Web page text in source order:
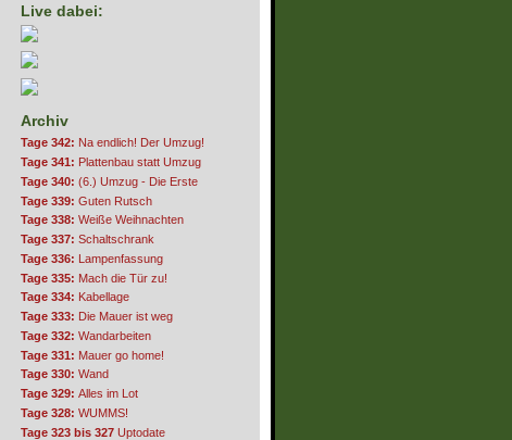
Live dabei:
Archiv
Tage 342: Na endlich! Der Umzug!
Tage 341: Plattenbau statt Umzug
Tage 340: (6.) Umzug - Die Erste
Tage 339: Guten Rutsch
Tage 338: Weiße Weihnachten
Tage 337: Schaltschrank
Tage 336: Lampenfassung
Tage 335: Mach die Tür zu!
Tage 334: Kabellage
Tage 333: Die Mauer ist weg
Tage 332: Wandarbeiten
Tage 331: Mauer go home!
Tage 330: Wand
Tage 329: Alles im Lot
Tage 328: WUMMS!
Tage 323 bis 327 Uptodate